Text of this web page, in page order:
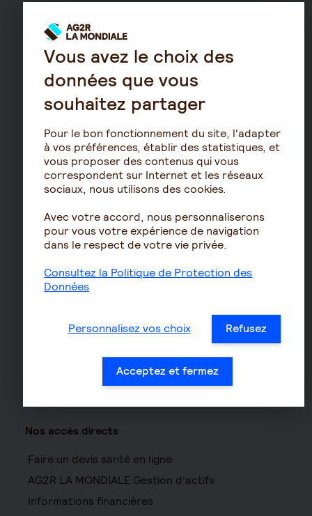
Retraite
Résidence avec services
pour seniors
Le fonctionnement de
la retraite
Les démarches de départ
à la retraite
Le calcul de la retraite
Les déclarations sociales
Assurances de biens
Assurance auto
Assurance habitation
Assurance propriétaire
Assurance vélo
Nos accès directs
Faire un devis santé en ligne
AG2R LA MONDIALE Gestion d’actifs
Informations financières
Vous avez le choix des
données que vous
souhaitez partager
Pour le bon fonctionnement du site, l'adapter
à vos préférences, établir des statistiques, et
vous proposer des contenus qui vous
correspondent sur Internet et les réseaux
sociaux, nous utilisons des cookies.
Avec votre accord, nous personnaliserons
pour vous votre expérience de navigation
dans le respect de votre vie privée.
Consultez la Politique de Protection des
Données
Personnalisez vos choix Refusez
Acceptez et fermez